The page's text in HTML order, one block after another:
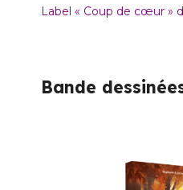
Label « Coup de cœur »
Bande